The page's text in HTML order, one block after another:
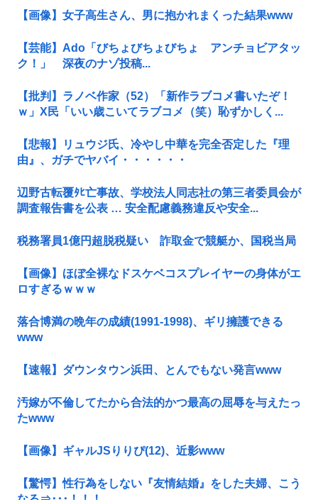
【画像】女子高生さん、男に抱かれまくった結果www
【芸能】Ado「びちょびちょびちょ アンチョビアタッ
ク！」 深夜のナゾ投稿...
【批判】ラノベ作家（52）「新作ラブコメ書いたぞ！
ｗ」X民「いい歳こいてラブコメ（笑）恥ずかしく...
【悲報】リュウジ氏、冷やし中華を完全否定した『理
由』、ガチでヤバイ・・・・・・
辺野古転覆ﾀﾋ亡事故、学校法人同志社の第三者委員会が
調査報告書を公表 … 安全配慮義務違反や安全...
税務署員1億円超脱税疑い 詐取金で競艇か、国税当局
【画像】ほぼ全裸なドスケベコスプレイヤーの身体がエ
ロすぎるｗｗｗ
落合博満の晩年の成績(1991-1998)、ギリ擁護できる
www
【速報】ダウンタウン浜田、とんでもない発言www
汚嫁が不倫してたから合法的かつ最高の屈辱を与えたっ
たwww
【画像】ギャルJSりりぴ(12)、近影www
【驚愕】性行為をしない『友情結婚』をした夫婦、こう